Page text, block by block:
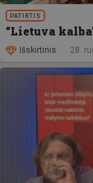
PATIRTIS
“Lietuva
Išskirtinis 28.